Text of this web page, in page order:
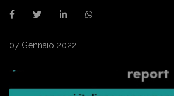
07 Gennaio 2022